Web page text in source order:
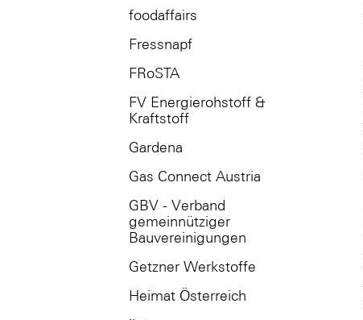
foodaffairs
Fressnapf
FRoSTA
FV Energierohstoff &
Kraftstoff
Gardena
Gas Connect Austria
GBV - Verband
gemeinnütziger
Bauvereinigungen
Getzner Werkstoffe
Heimat Österreich